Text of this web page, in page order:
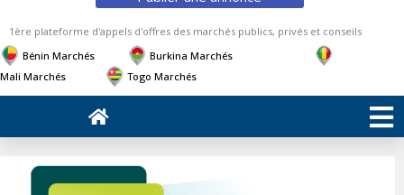
1ère plateforme d'appels d'offres des marchés publics, privés et conseils
Bénin Marchés
Burkina Marchés
Mali Marchés
Togo Marchés